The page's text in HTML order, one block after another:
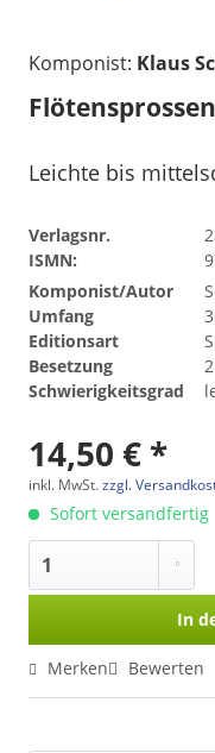
Komponist: Klaus
Flötensprossen
Leichte bis
Verlagsnr.
ISMN:
Komponist/Autor
Umfang
Editionsart
Besetzung
Schwierigkeitsgrad
14,50 € *
inkl. MwSt.zzgl.
Sofort versandfertig
In
Merken Bewerten